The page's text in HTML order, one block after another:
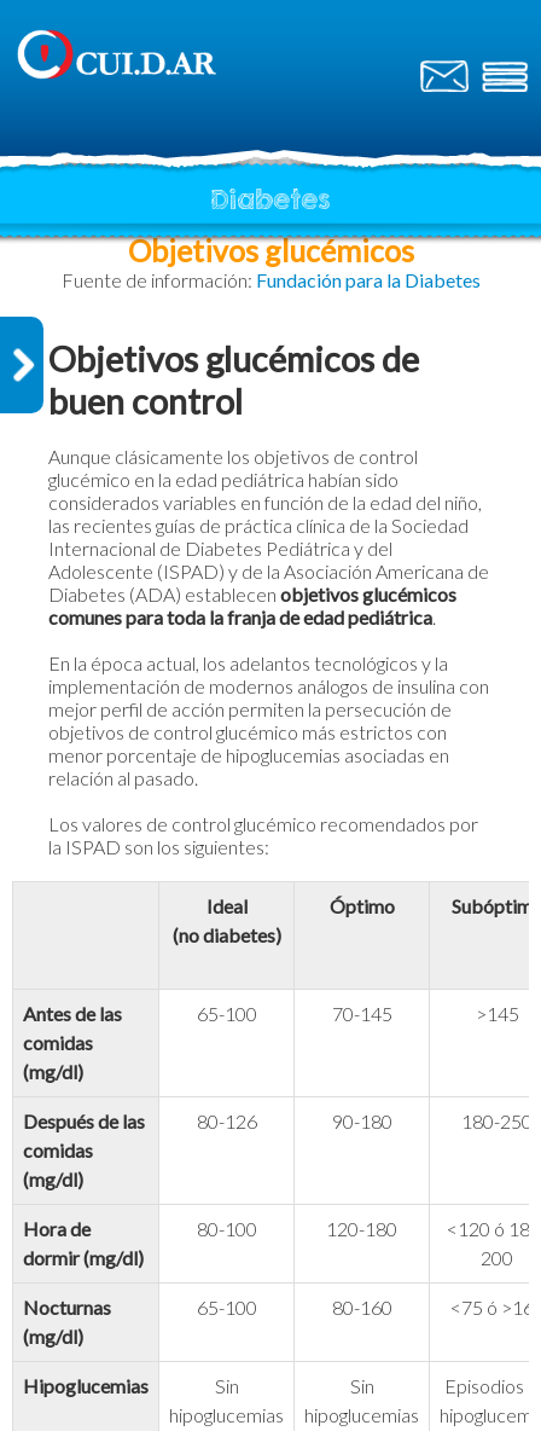
Diabetes
Objetivos glucémicos
Fuente de información: Fundación para la Diabetes
Objetivos glucémicos de
buen control
Aunque clásicamente los objetivos de control
glucémico en la edad pediátrica habían sido
considerados variables en función de la edad del niño,
las recientes guías de práctica clínica de la Sociedad
Internacional de Diabetes Pediátrica y del
Adolescente (ISPAD) y de la Asociación Americana de
Diabetes (ADA) establecen objetivos glucémicos
comunes para toda la franja de edad pediátrica.
En la época actual, los adelantos tecnológicos y la
implementación de modernos análogos de insulina con
mejor perfil de acción permiten la persecución de
objetivos de control glucémico más estrictos con
menor porcentaje de hipoglucemias asociadas en
relación al pasado.
Los valores de control glucémico recomendados por
la ISPAD son los siguientes:
Ideal
(no diabetes)
Óptimo
Antes de las
comidas
(mg/dl)
65-100 70-145 >145
Después de las
comidas
(mg/dl)
80-126 90-180 180-250
Hora de
dormir (mg/dl)
80-100 120-180
<120 ó
200
Nocturnas
(mg/dl)
65-100 80-160 <75 ó
Hipoglucemias
Sin
hipoglucemias
Sin
hipoglucemias
Episodios